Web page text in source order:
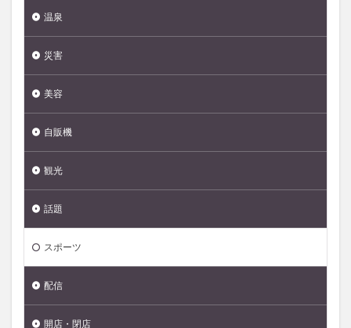
温泉
災害
美容
自販機
観光
話題
スポーツ
配信
開店・閉店